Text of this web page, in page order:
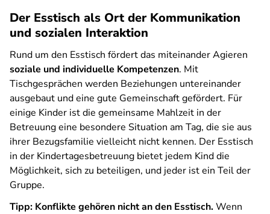
Der Esstisch als Ort der Kommunikation
und sozialen Interaktion
Rund um den Esstisch fördert das miteinander Agieren
soziale und individuelle Kompetenzen. Mit
Tischgesprächen werden Beziehungen untereinander
ausgebaut und eine gute Gemeinschaft gefördert. Für
einige Kinder ist die gemeinsame Mahlzeit in der
Betreuung eine besondere Situation am Tag, die sie aus
ihrer Bezugsfamilie vielleicht nicht kennen. Der Esstisch
in der Kindertagesbetreuung bietet jedem Kind die
Möglichkeit, sich zu beteiligen, und jeder ist ein Teil der
Gruppe.
Tipp: Konflikte gehören nicht an den Esstisch.Wenn